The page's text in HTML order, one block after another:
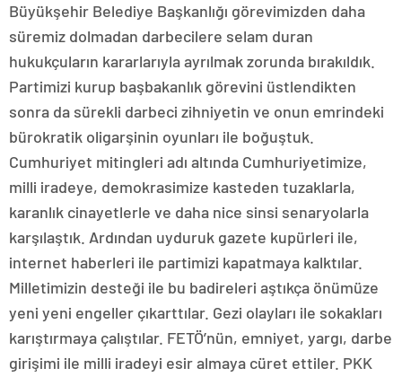
Büyükşehir Belediye Başkanlığı görevimizden daha
süremiz dolmadan darbecilere selam duran
hukukçuların kararlarıyla ayrılmak zorunda bırakıldık.
Partimizi kurup başbakanlık görevini üstlendikten
sonra da sürekli darbeci zihniyetin ve onun emrindeki
bürokratik oligarşinin oyunları ile boğuştuk.
Cumhuriyet mitingleri adı altında Cumhuriyetimize,
milli iradeye, demokrasimize kasteden tuzaklarla,
karanlık cinayetlerle ve daha nice sinsi senaryolarla
karşılaştık. Ardından uyduruk gazete kupürleri ile,
internet haberleri ile partimizi kapatmaya kalktılar.
Milletimizin desteği ile bu badireleri aştıkça önümüze
yeni yeni engeller çıkarttılar. Gezi olayları ile sokakları
karıştırmaya çalıştılar. FETÖ’nün, emniyet, yargı, darbe
girişimi ile milli iradeyi esir almaya cüret ettiler. PKK